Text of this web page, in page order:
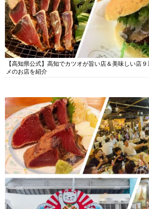
【高知県公式】高知でカツオが旨い店＆美味しい店
メのお店を紹介